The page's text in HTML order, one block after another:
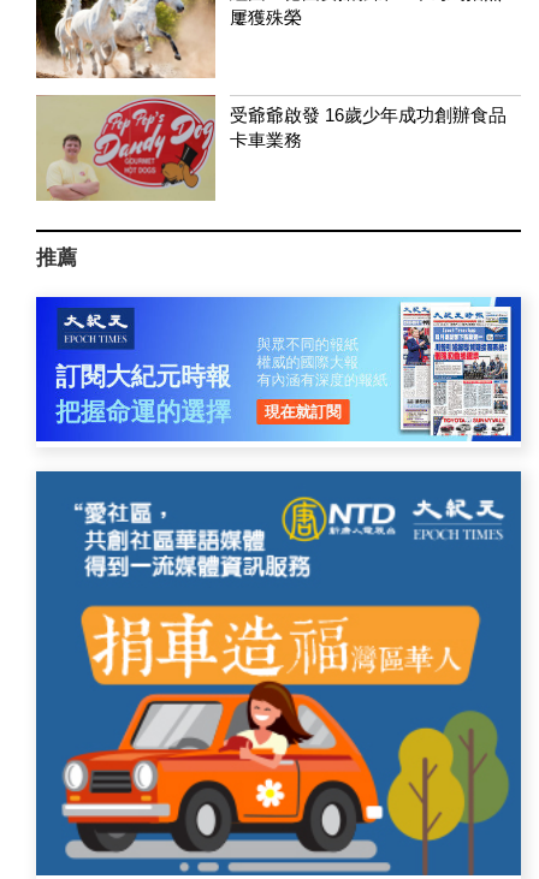
屢獲殊榮
受爺爺啟發 16歲少年成功創辦食品
卡車業務
推薦